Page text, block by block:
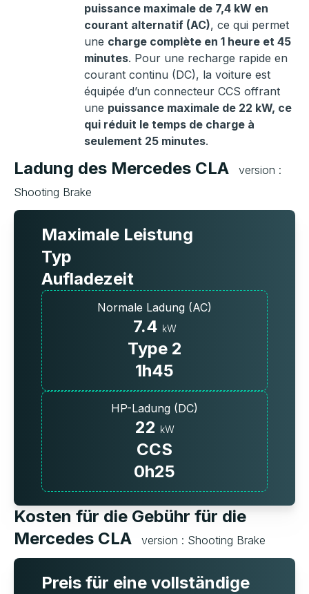
puissance maximale de 7,4 kW en
courant alternatif (AC), ce qui permet
une charge complète en 1 heure et 45
minutes. Pour une recharge rapide en
courant continu (DC), la voiture est
équipée d’un connecteur CCS offrant
une puissance maximale de 22 kW, ce
qui réduit le temps de charge à
seulement 25 minutes.
Ladung des Mercedes CLA
version :
Shooting Brake
Maximale Leistung
Typ
Aufladezeit
Normale Ladung (AC)
7.4 kW
Type 2
1h45
HP-Ladung (DC)
22 kW
CCS
0h25
Kosten für die Gebühr für die
Mercedes CLA
version : Shooting Brake
Preis für eine vollständige